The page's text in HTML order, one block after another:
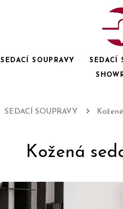
SEDACÍ SOUPRAVY SEDACÍ
SEDACÍ SOUPRAVY
Kožená